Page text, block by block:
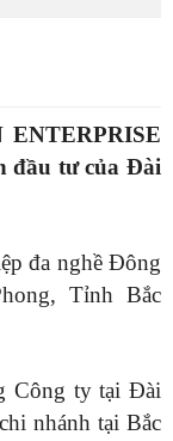
đầu tư của Đài
đa nghề Đông
Tỉnh Bắc
Công ty tại Đài
nhánh tại Bắc